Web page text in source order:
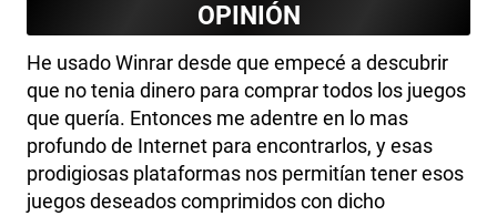
OPINIÓN
He usado Winrar desde que empecé a descubrir
que no tenia dinero para comprar todos los juegos
que quería. Entonces me adentre en lo mas
profundo de Internet para encontrarlos, y esas
prodigiosas plataformas nos permitían tener esos
juegos deseados comprimidos con dicho